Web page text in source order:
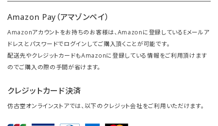
Amazon Pay（アマゾンペイ）
Amazonアカウントをお持ちのお客様は、Amazonに登録しているEメールア
ドレスとパスワードでログインしてご購入頂くことが可能です。
配送先やクレジットカードもAmazonに登録している情報をご利用頂けます
のでご購入の際の手間が省けます。
クレジットカード決済
仿古堂オンラインストアでは、以下のクレジット会社をご利用いただけます。